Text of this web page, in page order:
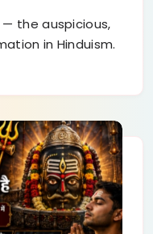
— the auspicious,
in Hinduism.